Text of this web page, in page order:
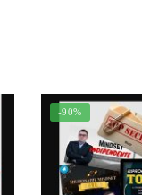
-90%